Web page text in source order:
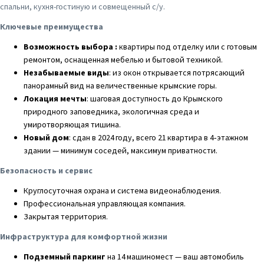
спальни, кухня-гостиную и совмещенный с/у.
Ключевые преимущества
Возможность выбора : квартиры под отделку или с готовым
ремонтом, оснащенная мебелью и бытовой техникой.
Незабываемые виды: из окон открывается потрясающий
панорамный вид на величественные крымские горы.
Локация мечты: шаговая доступность до Крымского
природного заповедника, экологичная среда и
умиротворяющая тишина.
Новый дом: сдан в 2024 году, всего 21 квартира в 4‑этажном
здании — минимум соседей, максимум приватности.
Безопасность и сервис
Круглосуточная охрана и система видеонаблюдения.
Профессиональная управляющая компания.
Закрытая территория.
Инфраструктура для комфортной жизни
Подземный паркинг на 14 машиномест — ваш автомобиль